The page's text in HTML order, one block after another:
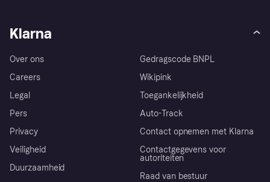
Klarna
Over ons
Careers
Legal
Pers
Privacy
Veiligheid
Duurzaamheid
Gedragscode BNPL
Wikipink
Toegankelijkheid
Auto-Track
Contact opnemen met Klarna
Contactgegevens voor
autoriteiten
Raad van bestuur